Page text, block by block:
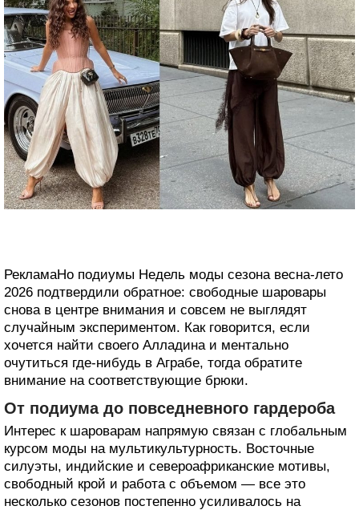
РекламаНо подиумы Недель моды сезона весна-лето
2026 подтвердили обратное: свободные шаровары
снова в центре внимания и совсем не выглядят
случайным экспериментом. Как говорится, если
хочется найти своего Алладина и ментально
очутиться где-нибудь в Аграбе, тогда обратите
внимание на соответствующие брюки.
От подиума до повседневного гардероба
Интерес к шароварам напрямую связан с глобальным
курсом моды на мультикультурность. Восточные
силуэты, индийские и североафриканские мотивы,
свободный крой и работа с объемом — все это
несколько сезонов постепенно усиливалось на